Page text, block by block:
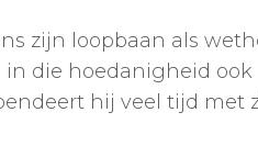
zijn loopbaan als
die hoedanigheid ook
hij veel tijd met